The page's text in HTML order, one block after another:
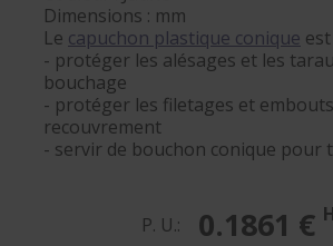
Dimensions : mm
Le capuchon plastique conique
- protéger les alésages et les
bouchage
- protéger les filetages et
recouvrement
- servir de bouchon conique pour
P. U.: 0.1861 €